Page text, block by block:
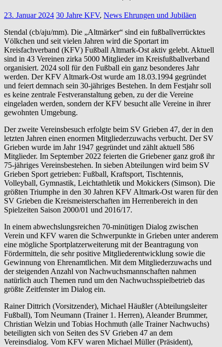
23. Januar 2024 30 Jahre KFV, News Ehrungen und Jubiläen
Stendal (cb/aju/mm). Die „Altmärker“ sind ein fußballverrücktes
Völkchen und seit vielen Jahren wird die Sportart im
Kreisfachverband (KFV) Fußball Altmark-Ost aktiv gelebt. Aktuell
sind in 43 Vereinen zirka 5000 Mitglieder im Kreisfußballverband
organisiert. 2024 soll für den Fußball ein ganz besonderes Jahr
werden. Der KFV Altmark-Ost wurde am 18.03.1994 gegründet
und feiert demnach sein 30-jähriges Bestehen. In dem Festjahr soll
es keine zentrale Festveranstaltung geben, zu der die Vereine
eingeladen werden, sondern der KFV besucht alle Vereine in ihrer
gewohnten Umgebung.
Der zweite Vereinsbesuch erfolgte beim SV Grieben 47, der in den
letzten Jahren einen enormen Mitgliederzuwachs verbucht. Der SV
Grieben wurde im Jahr 1947 gegründet und zählt aktuell 586
Mitglieder. Im September 2022 feierten die Griebener ganz groß ihr
75-jähriges Vereinsbestehen. In sieben Abteilungen wird beim SV
Grieben Sport getrieben: Fußball, Kraftsport, Tischtennis,
Volleyball, Gymnastik, Leichtathletik und Mokickers (Simson). Die
größten Triumphe in den 30 Jahren KFV Altmark-Ost waren für den
SV Grieben die Kreismeisterschaften im Herrenbereich in den
Spielzeiten Saison 2000/01 und 2016/17.
In einem abwechslungsreichen 70-minütigen Dialog zwischen
Verein und KFV waren die Schwerpunkte in Grieben unter anderem
eine mögliche Sportplatzerweiterung mit der Beantragung von
Fördermitteln, die sehr positive Mitgliederentwicklung sowie die
Gewinnung von Ehrenamtlichen. Mit dem Mitgliederzuwachs und
der steigenden Anzahl von Nachwuchsmannschaften nahmen
natürlich auch Themen rund um den Nachwuchsspielbetrieb das
größte Zeitfenster im Dialog ein.
Rainer Dittrich (Vorsitzender), Michael Häußler (Abteilungsleiter
Fußball), Tom Neumann (Trainer 1. Herren), Aleander Brummer,
Christian Welzin und Tobias Hochmuth (alle Trainer Nachwuchs)
beteiligten sich von Seiten des SV Grieben 47 an dem
Vereinsdialog. Vom KFV waren Michael Müller (Präsident),